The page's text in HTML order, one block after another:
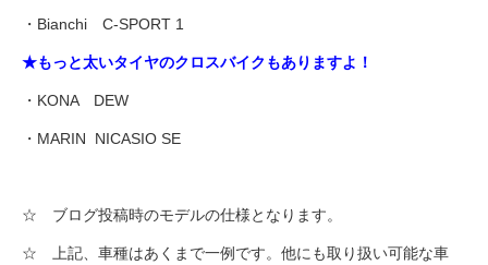
・Bianchi C-SPORT 1
★もっと太いタイヤのクロスバイクもありますよ！
・KONA DEW
・MARIN NICASIO SE
☆ ブログ投稿時のモデルの仕様となります。
☆ 上記、車種はあくまで一例です。他にも取り扱い可能な車